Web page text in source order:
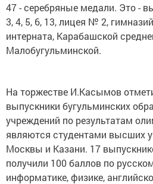
47 - серебряные медали. Это -
3, 4, 5, 6, 13, лицея № 2,
интерната, Карабашской
Малобугульминской.
На торжестве И.Касымов
выпускники бугульминских
учреждений по результатам
являются студентами высших
Москвы и Казани. 17
получили 100 баллов по
информатике, физике,